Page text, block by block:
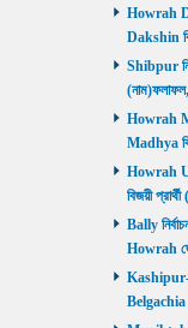
Howrah
Dakshin
Shibpur
Howrah
Madhya
Howrah
বিজয়ী
Bally
Howrah
Kashipur-
Belgachia